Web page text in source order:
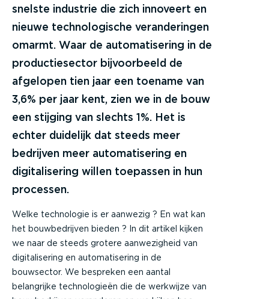
snelste industrie die zich innoveert en
nieuwe technologische veranderingen
omarmt. Waar de automatisering in de
productiesector bijvoorbeeld de
afgelopen tien jaar een toename van
3,6% per jaar kent, zien we in de bouw
een stijging van slechts 1%. Het is
echter duidelijk dat steeds meer
bedrijven meer automatisering en
digitalisering willen toepassen in hun
processen.
Welke technologie is er aanwezig ? En wat kan
het bouwbedrijven bieden ? In dit artikel kijken
we naar de steeds grotere aanwezigheid van
digitalisering en automatisering in de
bouwsector. We bespreken een aantal
belangrijke technologieën die de werkwijze van